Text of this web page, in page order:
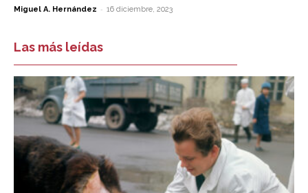
Miguel A. Hernández - 16 diciembre, 2023
Las más leídas